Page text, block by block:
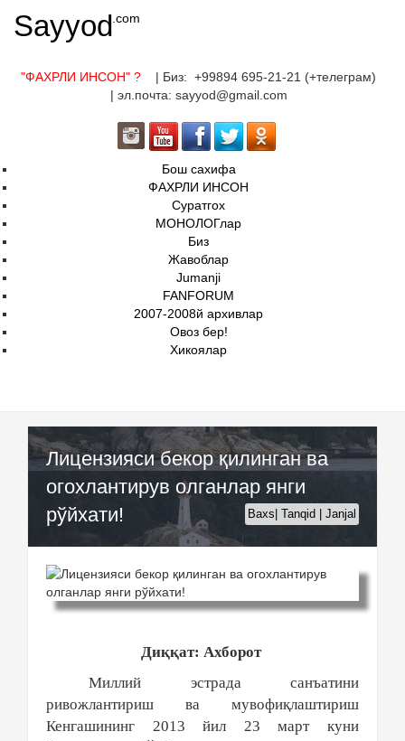
Sayyod .com
"ФАХРЛИ ИНСОН" ?
| Биз: +99894 695-21-21 (+телеграм)
| эл.почта: sayyod@gmail.com
Бош сахифа
ФАХРЛИ ИНСОН
Суратгох
МОНОЛОГлар
Биз
Жавоблар
Jumanji
FANFORUM
2007-2008й архивлар
Овоз бер!
Хикоялар
Лицензияси бекор қилинган ва
огохлантирув олганлар янги
рўйхати!
Baxs| Tanqid | Janjal
Диққат: Ахборот
Миллий эстрада санъатини
ривожлантириш ва мувофиқлаштириш
Кенгашининг 2013 йил 23 март куни